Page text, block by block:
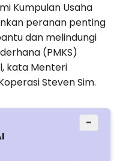
Kumpulan Usaha
peranan penting
dan melindungi
(PMKS)
kata Menteri
Steven Sim.
−